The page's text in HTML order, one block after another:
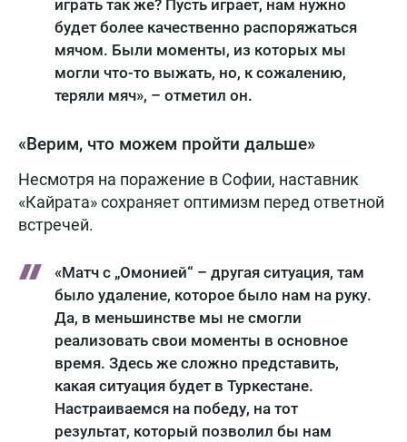
играть так же? Пусть играет, нам нужно
будет более качественно распоряжаться
мячом. Были моменты, из которых мы
могли что-то выжать, но, к сожалению,
теряли мяч», – отметил он.
«Верим, что можем пройти дальше»
Несмотря на поражение в Софии, наставник
«Кайрата» сохраняет оптимизм перед ответной
встречей.
«Матч с „Омонией“ – другая ситуация, там
было удаление, которое было нам на руку.
Да, в меньшинстве мы не смогли
реализовать свои моменты в основное
время. Здесь же сложно представить,
какая ситуация будет в Туркестане.
Настраиваемся на победу, на тот
результат, который позволил бы нам